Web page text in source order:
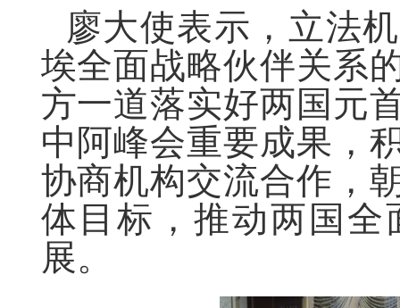
廖大使表示，立法
埃全面战略伙伴关系
方一道落实好两国元
中阿峰会重要成果，
协商机构交流合作，
体目标，推动两国
展。